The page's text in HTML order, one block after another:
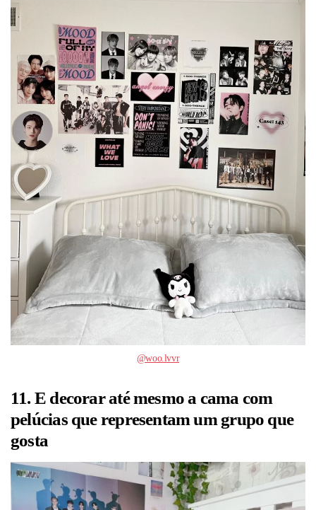
@woo.lvvr
11. E decorar até mesmo a cama com
pelúcias que representam um grupo que
gosta